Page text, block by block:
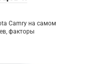
Camry на самом
факторы